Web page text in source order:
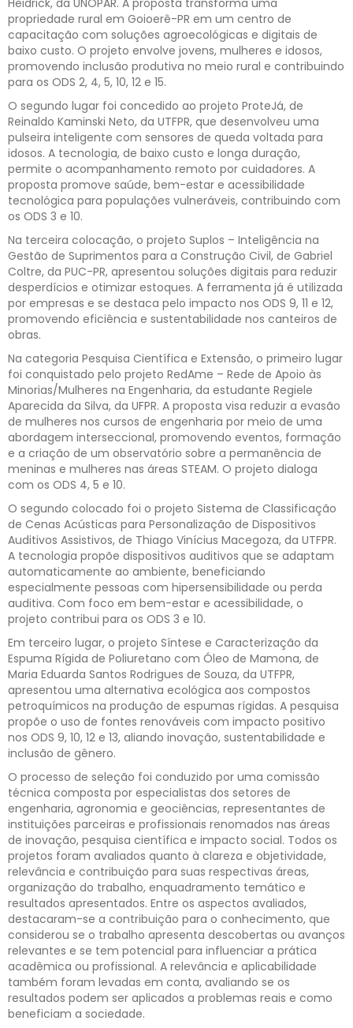
propriedade rural em Goioerê-PR em um centro de
capacitação com soluções agroecológicas e digitais de
baixo custo. O projeto envolve jovens, mulheres e idosos,
promovendo inclusão produtiva no meio rural e contribuindo
para os ODS 2, 4, 5, 10, 12 e 15.
O segundo lugar foi concedido ao projeto ProteJá, de
Reinaldo Kaminski Neto, da UTFPR, que desenvolveu uma
pulseira inteligente com sensores de queda voltada para
idosos. A tecnologia, de baixo custo e longa duração,
permite o acompanhamento remoto por cuidadores. A
proposta promove saúde, bem-estar e acessibilidade
tecnológica para populações vulneráveis, contribuindo com
os ODS 3 e 10.
Na terceira colocação, o projeto Suplos – Inteligência na
Gestão de Suprimentos para a Construção Civil, de Gabriel
Coltre, da PUC-PR, apresentou soluções digitais para reduzir
desperdícios e otimizar estoques. A ferramenta já é utilizada
por empresas e se destaca pelo impacto nos ODS 9, 11 e 12,
promovendo eficiência e sustentabilidade nos canteiros de
obras.
Na categoria Pesquisa Científica e Extensão, o primeiro lugar
foi conquistado pelo projeto RedAme – Rede de Apoio às
Minorias/Mulheres na Engenharia, da estudante Regiele
Aparecida da Silva, da UFPR. A proposta visa reduzir a evasão
de mulheres nos cursos de engenharia por meio de uma
abordagem interseccional, promovendo eventos, formação
e a criação de um observatório sobre a permanência de
meninas e mulheres nas áreas STEAM. O projeto dialoga
com os ODS 4, 5 e 10.
O segundo colocado foi o projeto Sistema de Classificação
de Cenas Acústicas para Personalização de Dispositivos
Auditivos Assistivos, de Thiago Vinícius Macegoza, da UTFPR.
A tecnologia propõe dispositivos auditivos que se adaptam
automaticamente ao ambiente, beneficiando
especialmente pessoas com hipersensibilidade ou perda
auditiva. Com foco em bem-estar e acessibilidade, o
projeto contribui para os ODS 3 e 10.
Em terceiro lugar, o projeto Síntese e Caracterização da
Espuma Rígida de Poliuretano com Óleo de Mamona, de
Maria Eduarda Santos Rodrigues de Souza, da UTFPR,
apresentou uma alternativa ecológica aos compostos
petroquímicos na produção de espumas rígidas. A pesquisa
propõe o uso de fontes renováveis com impacto positivo
nos ODS 9, 10, 12 e 13, aliando inovação, sustentabilidade e
inclusão de gênero.
O processo de seleção foi conduzido por uma comissão
técnica composta por especialistas dos setores de
engenharia, agronomia e geociências, representantes de
instituições parceiras e profissionais renomados nas áreas
de inovação, pesquisa científica e impacto social. Todos os
projetos foram avaliados quanto à clareza e objetividade,
relevância e contribuição para suas respectivas áreas,
organização do trabalho, enquadramento temático e
resultados apresentados. Entre os aspectos avaliados,
destacaram-se a contribuição para o conhecimento, que
considerou se o trabalho apresenta descobertas ou avanços
relevantes e se tem potencial para influenciar a prática
acadêmica ou profissional. A relevância e aplicabilidade
também foram levadas em conta, avaliando se os
resultados podem ser aplicados a problemas reais e como
beneficiam a sociedade.